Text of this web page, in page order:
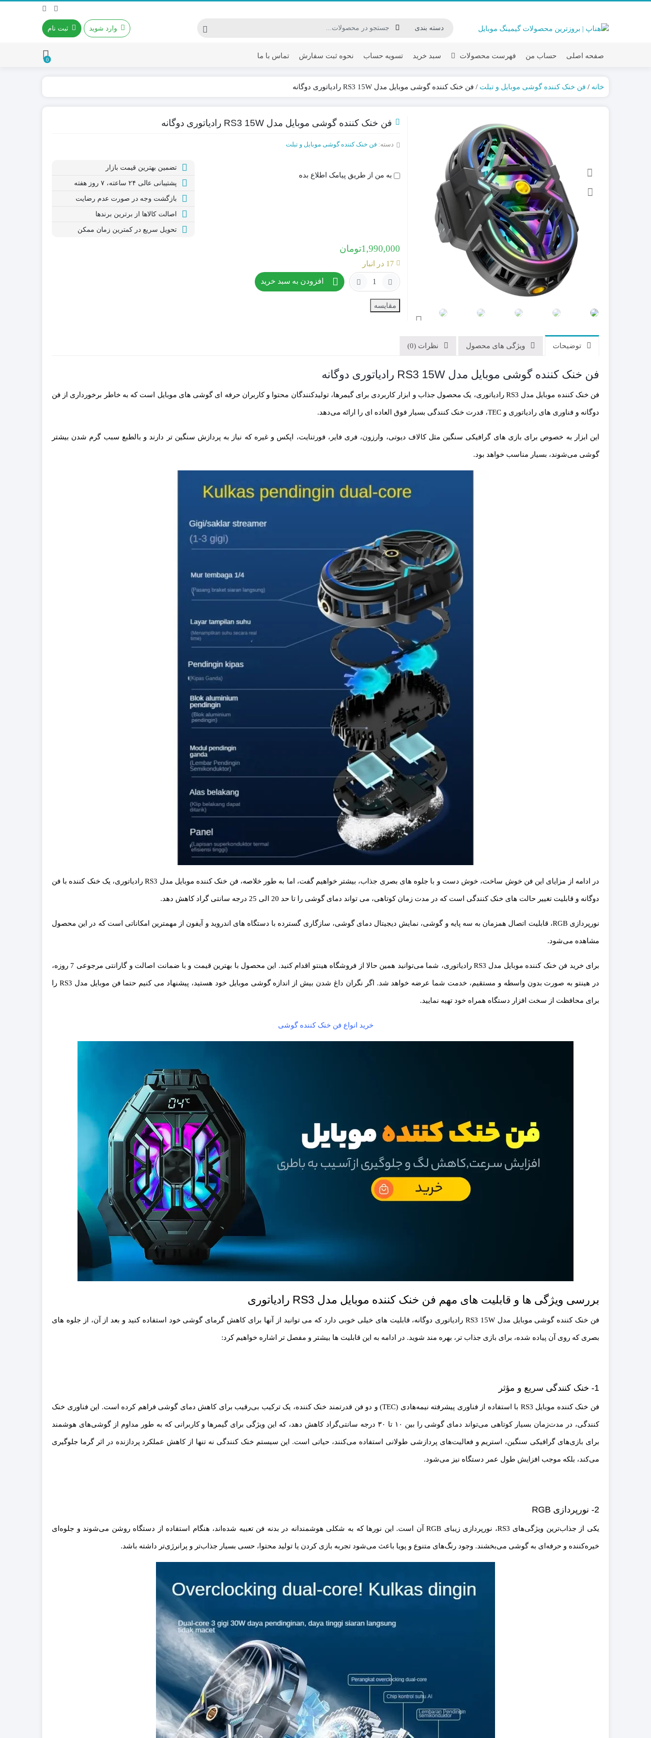
وارد شوید ثبت نام
صفحه اصلی حساب من فهرست محصولات
دسته بازی لیزری موبایل و ایپد
دسته بازی مغناطیسی موبایل
کاور و عرق گیر آستین انگشتی
هدست گیمینگ
استند و نگهدارنده هدست
موس و کیبورد موبایل و ایپد
میکروفون
کابل و تبدیل
سبد خرید تسویه حساب نحوه ثبت سفارش تماس با ما 0
خانه / فن خنک کننده گوشی موبایل و تبلت / فن خنک کننده گوشی موبایل مدل RS3 15W رادیاتوری دوگانه
فن خنک کننده گوشی موبایل مدل RS3 15W رادیاتوری دوگانه
دسته:فن خنک کننده گوشی موبایل و تبلت
به من از طریق پیامک اطلاع بده
تضمین بهترین قیمت بازار
پشتیبانی عالی ۲۴ ساعته، ۷ روز هفته
بازگشت وجه در صورت عدم رضایت
اصالت کالاها از برترین برندها
تحویل سریع در کمترین زمان ممکن
1,990,000تومان
17 در انبار
افزودن به سبد خرید
مقایسه
توضیحات ویژگی های محصول نظرات (0)
فن خنک کننده گوشی موبایل مدل RS3 15W رادیاتوری دوگانه
فن خنک کننده موبایل مدل RS3 رادیاتوری، یک محصول جذاب و ابزار کاربردی برای گیمرها، تولیدکنندگان محتوا و کاربران حرفه ای گوشی های موبایل است که به خاطر برخورداری از فن
دوگانه و فناوری های رادیاتوری و TEC، قدرت خنک کنندگی بسیار فوق العاده ای را ارائه می‌دهد.
این ابزار به خصوص برای بازی های گرافیکی سنگین مثل کالاف دیوتی، وارزون، فری فایر، فورتنایت، اپکس و غیره که نیاز به پردازش سنگین تر دارند و بالطبع سبب گرم شدن بیشتر
گوشی می‌شوند، بسیار مناسب خواهد بود.
در ادامه از مزایای این فن خوش ساخت، خوش دست و با جلوه های بصری جذاب، بیشتر خواهیم گفت، اما به طور خلاصه، فن خنک کننده موبایل مدل RS3 رادیاتوری، یک خنک کننده با فن
دوگانه و قابلیت تغییر حالت های خنک کنندگی است که در مدت زمان کوتاهی، می تواند دمای گوشی را تا حد 20 الی 25 درجه سانتی گراد کاهش دهد.
نورپردازی RGB، قابلیت اتصال همزمان به سه پایه و گوشی، نمایش دیجیتال دمای گوشی، سازگاری گسترده با دستگاه های اندروید و آیفون از مهمترین امکاناتی است که در این محصول
مشاهده می‌شود.
برای خرید فن خنک کننده موبایل مدل RS3 رادیاتوری، شما می‌توانید همین حالا از فروشگاه هینتو اقدام کنید. این محصول با بهترین قیمت و با ضمانت اصالت و گارانتی مرجوعی 7 روزه،
در هینتو به صورت بدون واسطه و مستقیم، خدمت شما عرضه خواهد شد. اگر نگران داغ شدن بیش از اندازه گوشی موبایل خود هستید، پیشنهاد می کنیم حتما فن موبایل مدل RS3 را
برای محافظت از سخت افزار دستگاه همراه خود تهیه نمایید.
خرید انواع فن خنک کننده گوشی
بررسی ویژگی ها و قابلیت های مهم فن خنک کننده موبایل مدل RS3 رادیاتوری
فن خنک کننده گوشی موبایل مدل RS3 15W رادیاتوری دوگانه، قابلیت های خیلی خوبی دارد که می توانید از آنها برای کاهش گرمای گوشی خود استفاده کنید و بعد از آن، از جلوه های
بصری که روی آن پیاده شده، برای بازی جذاب تر، بهره مند شوید. در ادامه به این قابلیت ها بیشتر و مفصل تر اشاره خواهیم کرد:
1- خنک کنندگی سریع و مؤثر
فن خنک کننده موبایل RS3 با استفاده از فناوری پیشرفته نیمه‌هادی (TEC) و دو فن قدرتمند خنک کننده، یک ترکیب بی‌رقیب برای کاهش دمای گوشی فراهم کرده است. این فناوری خنک
کنندگی، در مدت‌زمان بسیار کوتاهی می‌تواند دمای گوشی را بین ۱۰ تا ۳۰ درجه سانتی‌گراد کاهش دهد، که این ویژگی برای گیمرها و کاربرانی که به طور مداوم از گوشی‌های هوشمند
برای بازی‌های گرافیکی سنگین، استریم و فعالیت‌های پردازشی طولانی استفاده می‌کنند، حیاتی است. این سیستم خنک کنندگی نه تنها از کاهش عملکرد پردازنده در اثر گرما جلوگیری
می‌کند، بلکه موجب افزایش طول عمر دستگاه نیز می‌شود.
2- نورپردازی RGB
یکی از جذاب‌ترین ویژگی‌های RS3، نورپردازی زیبای RGB آن است. این نورها که به شکلی هوشمندانه در بدنه فن تعبیه شده‌اند، هنگام استفاده از دستگاه روشن می‌شوند و جلوه‌ای
خیره‌کننده و حرفه‌ای به گوشی می‌بخشند. وجود رنگ‌های متنوع و پویا باعث می‌شود تجربه بازی کردن یا تولید محتوا، حسی بسیار جذاب‌تر و پرانرژی‌تر داشته باشد.